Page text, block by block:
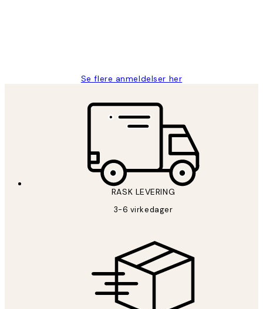
Se flere anmeldelser her
RASK LEVERING
3-6 virkedager